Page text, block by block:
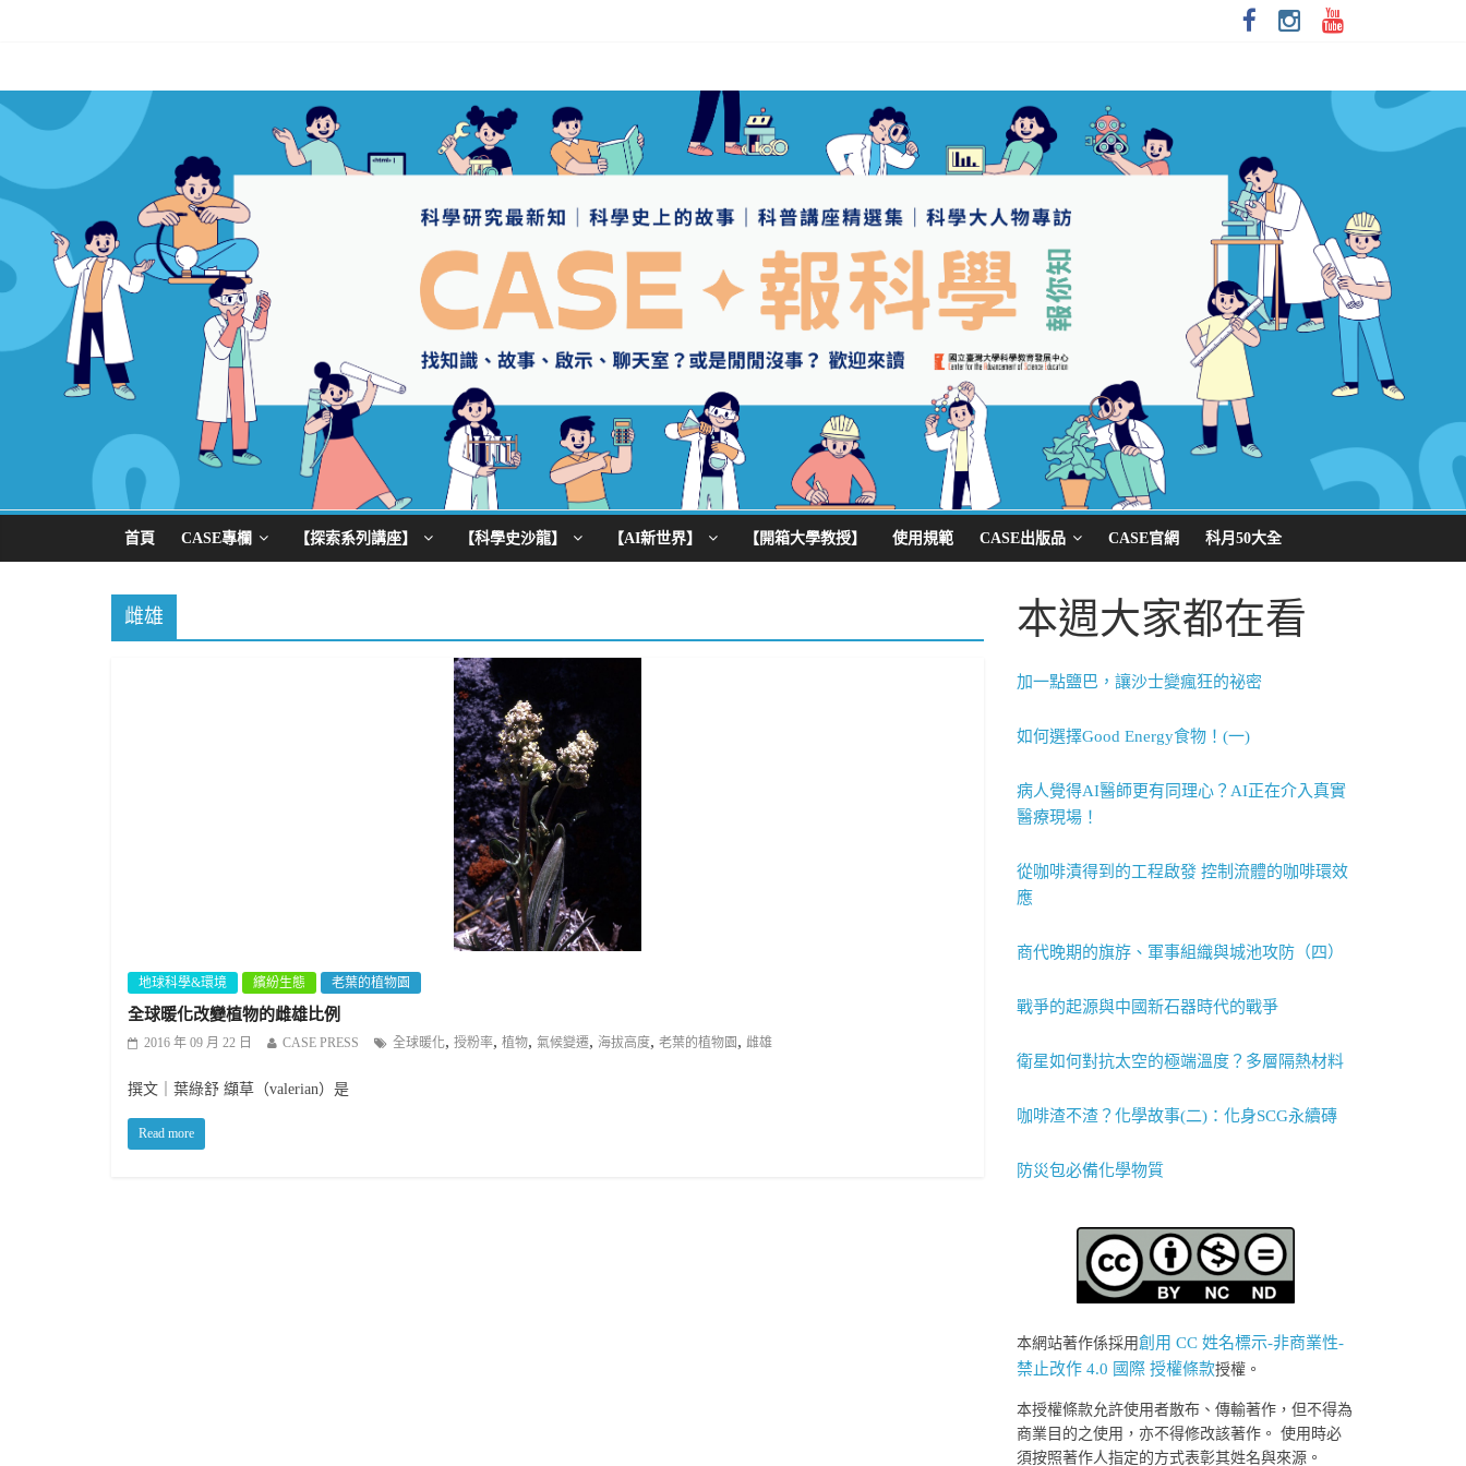
首頁 CASE專欄 【探索系列講座】 【科學史沙龍】 【AI新世界】 【開箱大學教授】 使用規範 CASE出版品 CASE官網 科月50大全
雌雄
地球科學&環境 繽紛生態 老葉的植物園
全球暖化改變植物的雌雄比例
2016 年 09 月 22 日 CASE PRESS 全球暖化, 授粉率, 植物, 氣候變遷, 海拔高度, 老葉的植物園 , 雌雄
撰文｜葉綠舒 纈草（valerian）是
Read more
本週大家都在看
加一點鹽巴，讓沙士變瘋狂的祕密
如何選擇Good Energy食物！(一)
病人覺得AI醫師更有同理心？AI正在介入真實
醫療現場！
從咖啡漬得到的工程啟發 控制流體的咖啡環效
應
商代晚期的旗斿、軍事組織與城池攻防（四）
戰爭的起源與中國新石器時代的戰爭
衛星如何對抗太空的極端溫度？多層隔熱材料
咖啡渣不渣？化學故事(二)：化身SCG永續磚
防災包必備化學物質
本網站著作係採用創用 CC 姓名標示-非商業性-
禁止改作 4.0 國際 授權條款授權。
本授權條款允許使用者散布、傳輸著作，但不得為
商業目的之使用，亦不得修改該著作。 使用時必
須按照著作人指定的方式表彰其姓名與來源。